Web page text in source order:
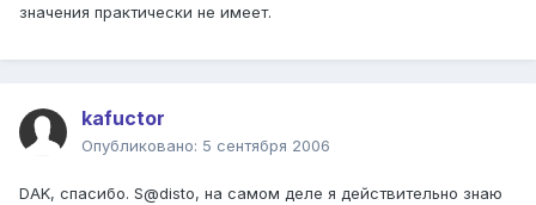
значения практически не имеет.
kafuctor
Опубликовано: 5 сентября 2006
DAK, спасибо. S@disto, на самом деле я действительно знаю